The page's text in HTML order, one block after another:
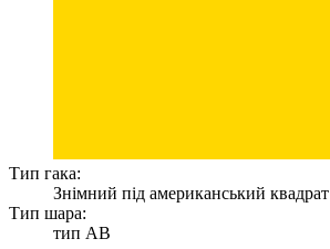
Тип гака:
Знімний під американський квадрат
Тип шара:
тип AB